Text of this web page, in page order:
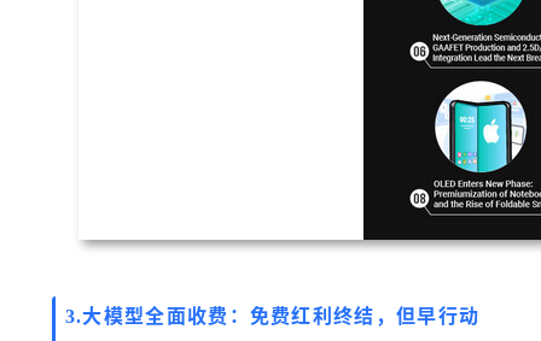
3.大模型全面收费：免费红利终结，但早行动